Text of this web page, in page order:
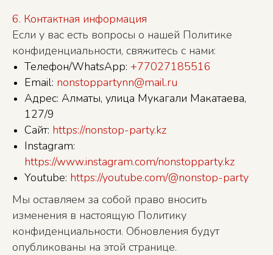
6. Контактная информация
Если у вас есть вопросы о нашей Политике
конфиденциальности, свяжитесь с нами:
Телефон/WhatsApp: +77027185516
Email: nonstoppartynn@mail.ru
Адрес: Алматы, улица Мукагали Макатаева,
127/9
Сайт: https://nonstop-party.kz
Instagram:
https://www.instagram.com/nonstopparty.kz
Youtube: https://youtube.com/@nonstop-party
Мы оставляем за собой право вносить
изменения в настоящую Политику
конфиденциальности. Обновления будут
опубликованы на этой странице.
СВЯЗАТЬСЯ С НАМИ
+7 777 026 17 32